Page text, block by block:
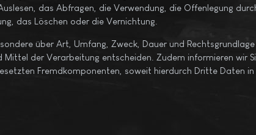
das Abfragen, die Verwendung, die Offenlegung
das Löschen oder die Vernichtung.
über Art, Umfang, Zweck, Dauer und
der Verarbeitung entscheiden. Zudem informieren wir
Fremdkomponenten, soweit hierdurch Dritte Daten